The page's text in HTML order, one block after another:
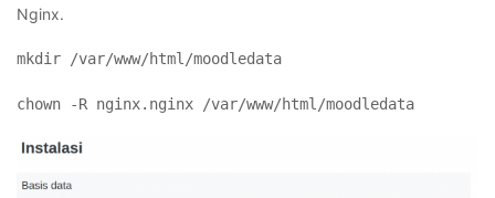
Nginx.
mkdir /var/www/html/moodledata
chown -R nginx.nginx /var/www/html/moodledata